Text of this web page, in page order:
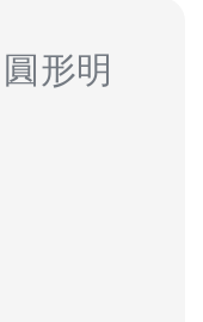
形明